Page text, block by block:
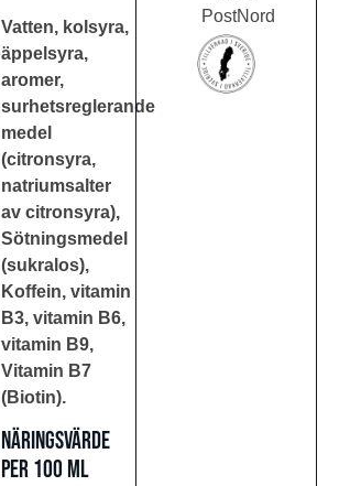
Vatten, kolsyra,
äppelsyra,
aromer,
surhetsreglerande
medel
(citronsyra,
natriumsalter
av citronsyra),
Sötningsmedel
(sukralos),
Koffein, vitamin
B3, vitamin B6,
vitamin B9,
Vitamin B7
(Biotin).
Näringsvärde
per 100 ml
PostNord